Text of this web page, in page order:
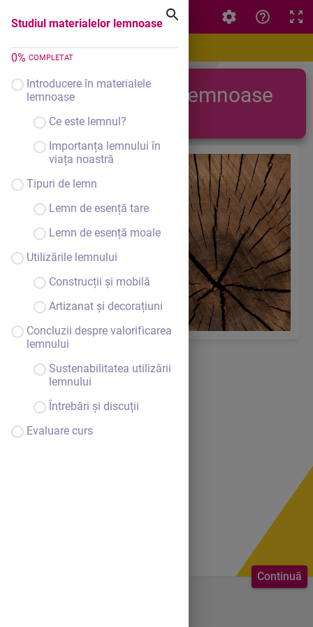
Studiul materialelor lemnoase
0% COMPLETAT
Introducere în materialele
lemnoase
Ce este lemnul?
Importanța lemnului în
viața noastră
Tipuri de lemn
Lemn de esență tare
Lemn de esență moale
Utilizările lemnului
Construcții și mobilă
Artizanat și decorațiuni
Concluzii despre valorificarea
lemnului
Sustenabilitatea utilizării
lemnului
Întrebări și discuții
Evaluare curs
Continuă
Studiul materialelor lemnoase
Materiale lemnoase